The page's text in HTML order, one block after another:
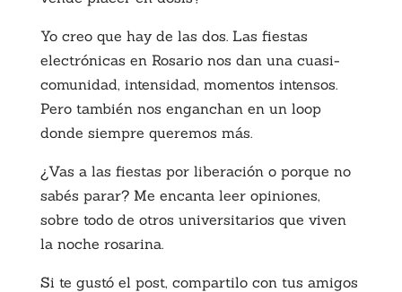
Yo creo que hay de las dos. Las fiestas
electrónicas en Rosario nos dan una cuasi-
comunidad, intensidad, momentos intensos.
Pero también nos enganchan en un loop
donde siempre queremos más.
¿Vas a las fiestas por liberación o porque no
sabés parar? Me encanta leer opiniones,
sobre todo de otros universitarios que viven
la noche rosarina.
Si te gustó el post, compartilo con tus amigos